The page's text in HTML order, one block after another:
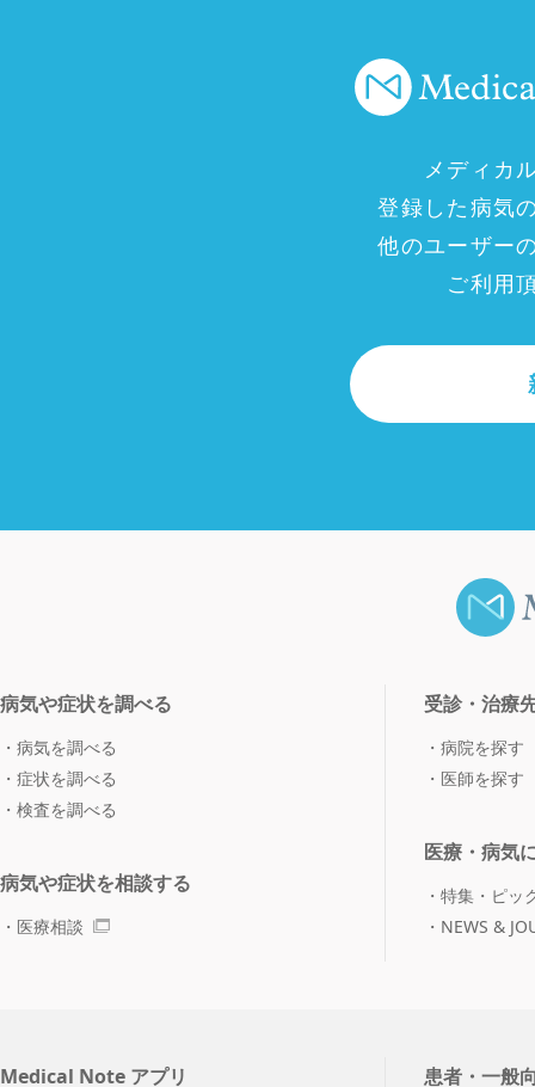
メディカ
登録した病気
他のユーザー
ご利用
病気や症状を調べる
病気を調べる
症状を調べる
検査を調べる
病気や症状を相談する
医療相談
受診・治療
病院を探す
医師を探す
医療・病気
特集・ピッ
NEWS &
Medical Note アプリ 患者・一般